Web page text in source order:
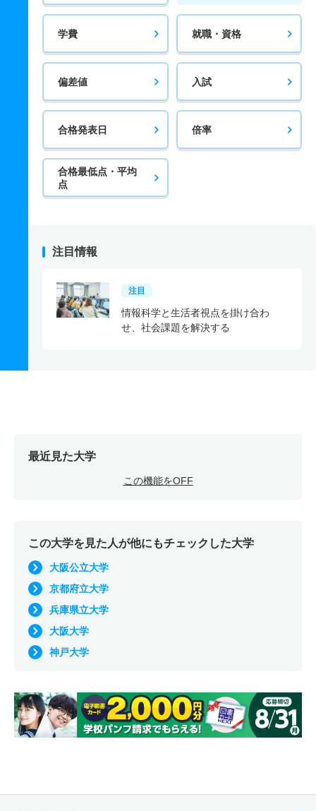
学費 就職・資格
偏差値 入試
合格発表日 倍率
合格最低点・平均
点
注目情報
注目
情報科学と生活者視点を掛け合わ
せ、社会課題を解決する
最近見た大学
この機能をOFF
この大学を見た人が他にもチェックした大学
大阪公立大学
京都府立大学
兵庫県立大学
大阪大学
神戸大学